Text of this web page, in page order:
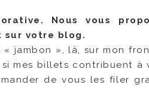
Nous vous
sur votre blog.
« jambon », là, sur mon
mes billets contribuent à
de vous les filer